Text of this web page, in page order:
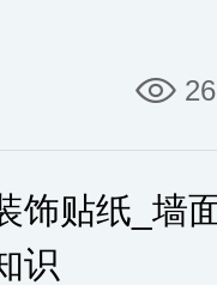
饰贴纸_墙
识